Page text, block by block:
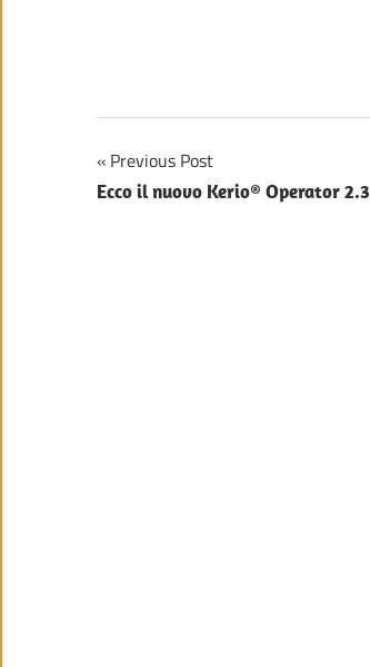
Navigazione
Previous Post
Ecco il nuovo Kerio® Operator 2.3